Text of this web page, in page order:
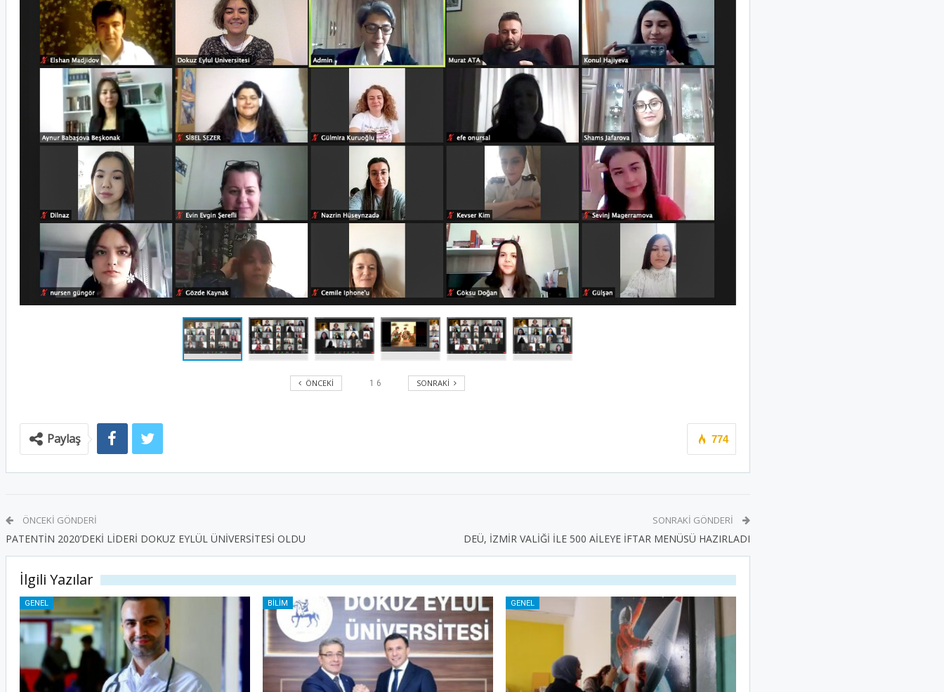
ÖNCEKI 1 6 SONRAKI
774
Paylaş
ÖNCEKI GÖNDERI
PATENTİN 2020’DEKİ LİDERİ DOKUZ EYLÜL ÜNİVERSİTESİ OLDU
SONRAKI GÖNDERI
DEÜ, İZMİR VALİĞİ İLE 500 AİLEYE İFTAR MENÜSÜ HAZIRLADI
İlgili Yazılar
GENEL BILIM GENEL